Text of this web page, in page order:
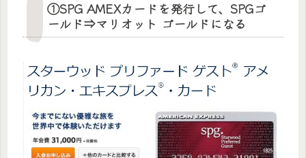
①SPG AMEXカードを発行して、SPGゴ
ールド⇒マリオット ゴールドになる